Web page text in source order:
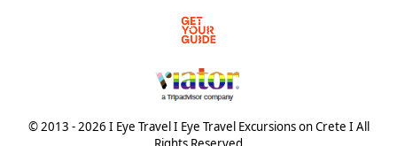
© 2013 - 2026 I Eye Travel I Eye Travel Excursions on Crete I All